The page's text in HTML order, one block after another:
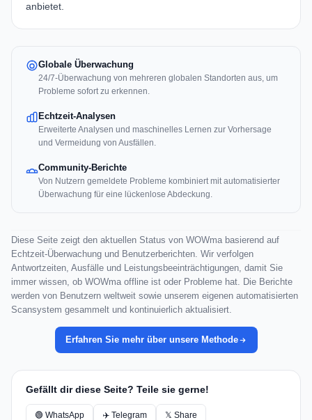
anbietet.
Globale Überwachung
24/7-Überwachung von mehreren globalen Standorten aus, um
Probleme sofort zu erkennen.
Echtzeit-Analysen
Erweiterte Analysen und maschinelles Lernen zur Vorhersage
und Vermeidung von Ausfällen.
Community-Berichte
Von Nutzern gemeldete Probleme kombiniert mit automatisierter
Überwachung für eine lückenlose Abdeckung.
Diese Seite zeigt den aktuellen Status von WOWma basierend auf
Echtzeit-Überwachung und Benutzerberichten. Wir verfolgen
Antwortzeiten, Ausfälle und Leistungsbeeinträchtigungen, damit Sie
immer wissen, ob WOWma offline ist oder Probleme hat. Die Berichte
werden von Benutzern weltweit sowie unserem eigenen automatisierten
Scansystem gesammelt und kontinuierlich aktualisiert.
Erfahren Sie mehr über unsere Methode
Gefällt dir diese Seite? Teile sie gerne!
🟢 WhatsApp ✈️ Telegram 𝕏 Share